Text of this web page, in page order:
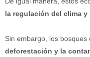
la regulación del clima
Sin embargo, los bosques
deforestación y la